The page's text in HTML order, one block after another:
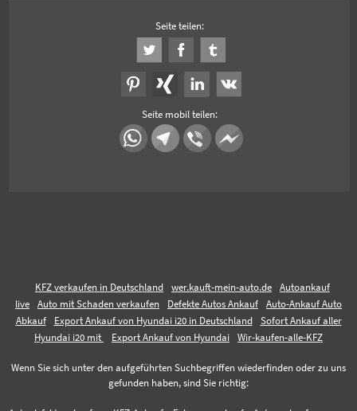
Seite teilen:
Seite mobil teilen:
KFZ verkaufen in Deutschland wer.kauft-mein-auto.de
Autoankauf
live
Auto mit Schaden verkaufen Defekte Autos Ankauf
Auto-Ankauf Auto
Abkauf
Export Ankauf von Hyundai i20 in Deutschland
Sofort Ankauf aller
Hyundai i20 mit
Export Ankauf von Hyundai Wir-kaufen-alle-KFZ
Wenn Sie sich unter den aufgeführten Suchbegriffen wiederfinden oder zu uns
gefunden haben, sind Sie richtig: